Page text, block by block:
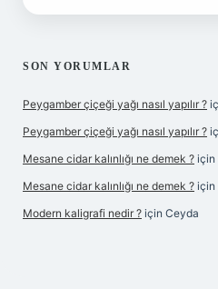
SON YORUMLAR
Peygamber çiçeği yağı nasıl yapılır ?
Peygamber çiçeği yağı nasıl yapılır ?
Mesane cidar kalınlığı ne demek ? için
Mesane cidar kalınlığı ne demek ? için
Modern kaligrafi nedir ? için Ceyda